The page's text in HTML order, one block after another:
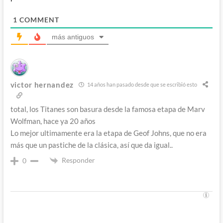
1 COMMENT
más antiguos
victor hernandez 14 años han pasado desde que se escribió esto
total, los Titanes son basura desde la famosa etapa de Marv
Wolfman, hace ya 20 años
Lo mejor ultimamente era la etapa de Geof Johns, que no era
más que un pastiche de la clásica, así que da igual..
0 Responder